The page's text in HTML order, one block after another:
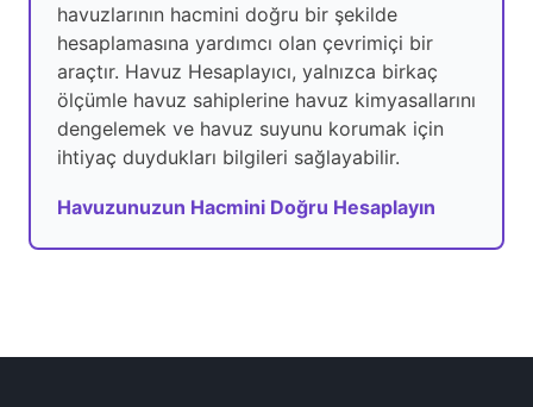
havuzlarının hacmini doğru bir şekilde
hesaplamasına yardımcı olan çevrimiçi bir
araçtır. Havuz Hesaplayıcı, yalnızca birkaç
ölçümle havuz sahiplerine havuz kimyasallarını
dengelemek ve havuz suyunu korumak için
ihtiyaç duydukları bilgileri sağlayabilir.
Havuzunuzun Hacmini Doğru Hesaplayın